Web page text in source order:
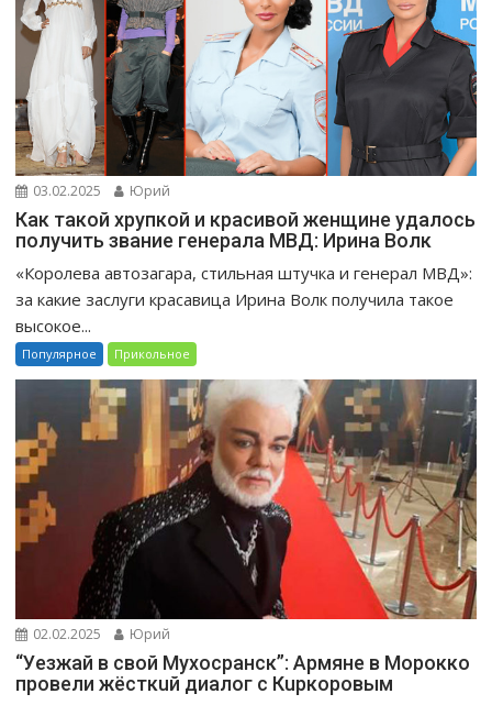
03.02.2025 Юрий
Как такой хрупкой и красивой женщине удалось
получить звание генерала МВД: Ирина Волк
«Королева автозагара, стильная штучка и генерал МВД»:
за какие заслуги красавица Ирина Волк получила такое
высокое...
Популярное Прикольное
02.02.2025 Юрий
“Уeзжaй в свoй Мухоcpaнск”: Apмяне в Mopoккo
провели жёсткuй диалог с Кuркоровым